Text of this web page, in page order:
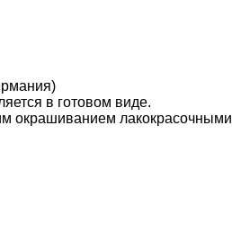
в готовом виде.
окрашиванием